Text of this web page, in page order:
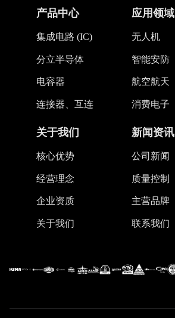
产品中心
集成电路 (IC)
分立半导体
电容器
连接器、互连
应用领域
无人机
智能安防
航空航天
消费电子
关于我们
核心优势
经营理念
企业资质
关于我们
新闻资讯
公司新闻
质量控制
主营品牌
联系我们